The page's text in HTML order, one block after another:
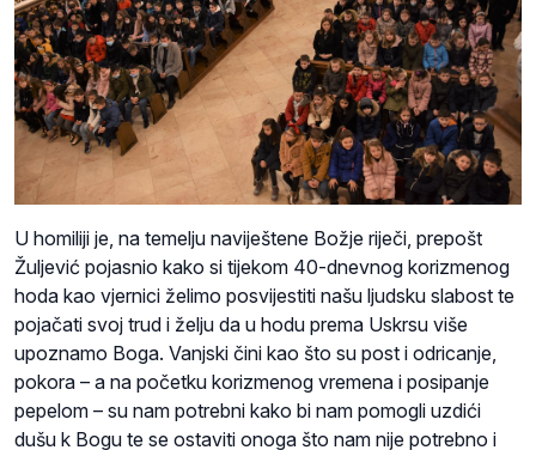
U homiliji je, na temelju naviještene Božje riječi, prepošt
Žuljević pojasnio kako si tijekom 40-dnevnog korizmenog
hoda kao vjernici želimo posvijestiti našu ljudsku slabost te
pojačati svoj trud i želju da u hodu prema Uskrsu više
upoznamo Boga. Vanjski čini kao što su post i odricanje,
pokora – a na početku korizmenog vremena i posipanje
pepelom – su nam potrebni kako bi nam pomogli uzdići
dušu k Bogu te se ostaviti onoga što nam nije potrebno i